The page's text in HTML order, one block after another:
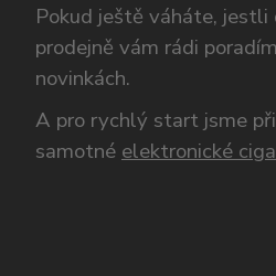
Pokud ještě váháte,
prodejně vám rádi
novinkách.
A pro rychlý start jsme
samotné elektronické